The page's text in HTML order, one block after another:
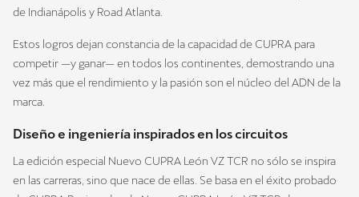
de Indianápolis y Road Atlanta.
Estos logros dejan constancia de la capacidad de CUPRA para
competir —y ganar— en todos los continentes, demostrando una
vez más que el rendimiento y la pasión son el núcleo del ADN de la
marca.
Diseño e ingeniería inspirados en los circuitos
La edición especial Nuevo CUPRA León VZ TCR no sólo se inspira
en las carreras, sino que nace de ellas. Se basa en el éxito probado